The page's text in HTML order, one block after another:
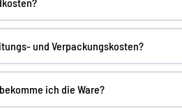
und Verpackungskosten?
ich die Ware?